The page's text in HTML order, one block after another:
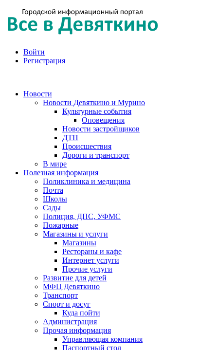
Войти
Регистрация
Новости
Новости Девяткино и Мурино
Культурные события
Оповещения
Новости застройщиков
ДТП
Происшествия
Дороги и транспорт
В мире
Полезная информация
Поликлиника и медицина
Почта
Школы
Сады
Полиция, ДПС, УФМС
Пожарные
Магазины и услуги
Магазины
Рестораны и кафе
Интернет услуги
Прочие услуги
Развитие для детей
МФЦ Девяткино
Транспорт
Спорт и досуг
Куда пойти
Администрация
Прочая информация
Управляющая компания
Паспортный стол